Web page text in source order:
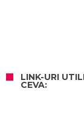
LINK-URI
CEVA: